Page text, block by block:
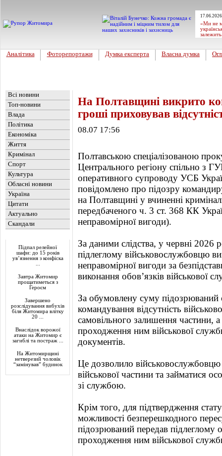
«Ми не
Аналітика Фоторепортажи Думка експерта Власна думка
Всі новини
Топ-новини
Влада
Політика
Економіка
Життя
Кримінал
Спорт
Культура
Обласні новини
Україна
Цитати
Актуально
Скандали
Підпал релейної
шафи: до 15 років
ув’язнення з конфіска
Завтра Житомир
прощатиметься з
Героєм
Завершено
розслідування вибухів
біля Житомира влітку
20 ...
Внаслідок ворожої
атаки на Житомир є
загиблі та постраж ...
На Житомирщині
нетверезий чоловік
“замінував” будинок
На Полтавщині викрито
гроші приховував
08.07 17:56
Полтавською спеціалізованою
Центрального регіону спільно з
оперативного супроводу УСБ
повідомлено про підозру
на Полтавщині у вчиненні
передбаченого ч. 3 ст. 368 КК
неправомірної вигоди).
За даними слідства, у червні 2026
підлеглому військовослужбовцю
неправомірної вигоди за
виконання обов’язків військової
За обумовлену суму підозрюваний
командування відсутність
самовільного залишення частини,
проходження ним військової
документів.
Це дозволило військовослужбовцю
військової частини та займатися
зі службою.
Крім того, для підтвердження
можливості безперешкодного
підозрюваний передав підлеглому
проходження ним військової